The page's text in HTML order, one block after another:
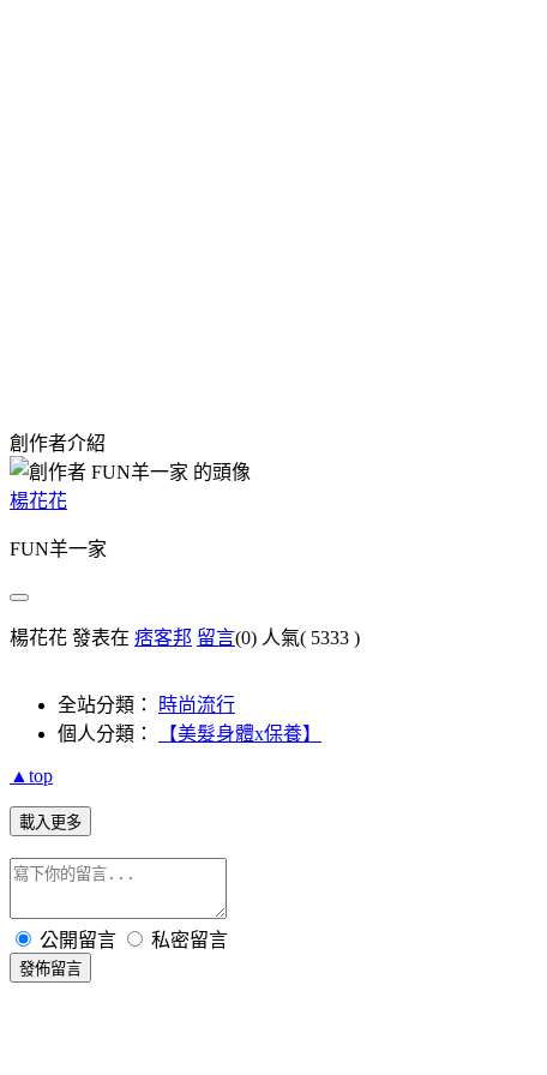
創作者介紹
楊花花
FUN羊一家
楊花花 發表在 痞客邦 留言(0) 人氣( 5333 )
全站分類：
時尚流行
個人分類：
【美髮身體x保養】
▲top
載入更多
公開留言 私密留言
發佈留言